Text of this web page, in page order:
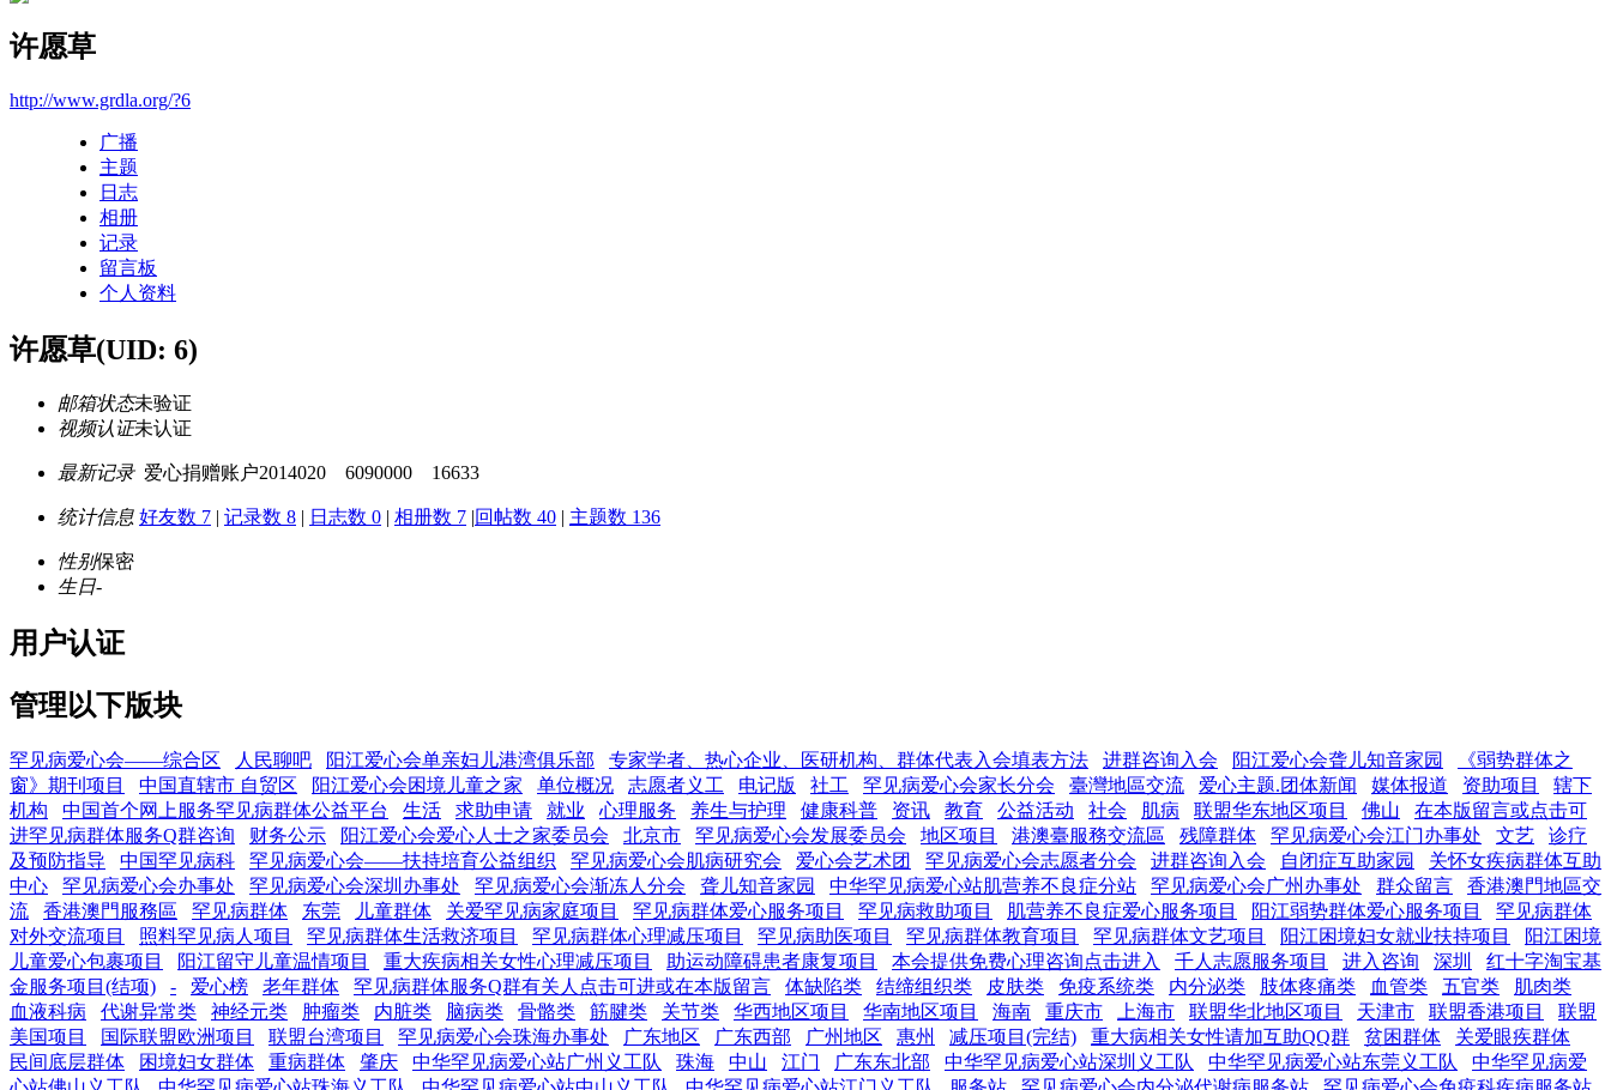
许愿草
http://www.grdla.org/?6
广播
主题
日志
相册
记录
留言板
个人资料
许愿草(UID: 6)
邮箱状态未验证
视频认证未认证
最新记录 爱心捐赠账户2014020 6090000 16633
统计信息 好友数 7 | 记录数 8 | 日志数 0 | 相册数 7 |回帖数 40 | 主题数 136
性别保密
生日-
用户认证
管理以下版块
罕见病爱心会——综合区 人民聊吧 阳江爱心会单亲妇儿港湾俱乐部 专家学者、热心企业、医研机构、群体代表入会填表方法 进群咨询入会 阳江爱心会聋儿知音家园
《弱势群体之
窗》期刊项目
中国直辖市 自贸区 阳江爱心会困境儿童之家 单位概况 志愿者义工 电记版 社工 罕见病爱心会家长分会 臺灣地區交流 爱心主题.团体新闻 媒体报道 资助项目
辖下
机构
中国首个网上服务罕见病群体公益平台 生活 求助申请 就业 心理服务 养生与护理 健康科普 资讯 教育 公益活动 社会 肌病 联盟华东地区项目 佛山
在本版留言或点击可
进罕见病群体服务Q群咨询
财务公示 阳江爱心会爱心人士之家委员会 北京市 罕见病爱心会发展委员会 地区项目 港澳臺服務交流區 残障群体 罕见病爱心会江门办事处 文艺
诊疗
及预防指导
中国罕见病科 罕见病爱心会——扶持培育公益组织 罕见病爱心会肌病研究会 爱心会艺术团 罕见病爱心会志愿者分会 进群咨询入会 自闭症互助家园
关怀女疾病群体互助
中心
罕见病爱心会办事处 罕见病爱心会深圳办事处 罕见病爱心会渐冻人分会 聋儿知音家园 中华罕见病爱心站肌营养不良症分站 罕见病爱心会广州办事处 群众留言
香港澳門地區交
流
香港澳門服務區 罕见病群体 东莞 儿童群体 关爱罕见病家庭项目 罕见病群体爱心服务项目 罕见病救助项目 肌营养不良症爱心服务项目 阳江弱势群体爱心服务项目
罕见病群体
对外交流项目
照料罕见病人项目 罕见病群体生活救济项目 罕见病群体心理减压项目 罕见病助医项目 罕见病群体教育项目 罕见病群体文艺项目 阳江困境妇女就业扶持项目
阳江困境
儿童爱心包裹项目
阳江留守儿童温情项目 重大疾病相关女性心理减压项目 助运动障碍患者康复项目 本会提供免费心理咨询点击进入 千人志愿服务项目 进入咨询 深圳
红十字淘宝基
金服务项目(结项)
- 爱心榜 老年群体 罕见病群体服务Q群有关人点击可进或在本版留言 体缺陷类 结缔组织类 皮肤类 免疫系统类 内分泌类 肢体疼痛类 血管类 五官类
肌肉类
血液科病
代谢异常类 神经元类 肿瘤类 内脏类 脑病类 骨骼类 筋腱类 关节类 华西地区项目 华南地区项目 海南 重庆市 上海市 联盟华北地区项目 天津市 联盟香港项目
联盟
美国项目
国际联盟欧洲项目 联盟台湾项目 罕见病爱心会珠海办事处 广东地区 广东西部 广州地区 惠州 减压项目(完结) 重大病相关女性请加互助QQ群 贫困群体
关爱眼疾群体
民间底层群体
困境妇女群体 重病群体 肇庆 中华罕见病爱心站广州义工队 珠海 中山 江门 广东东北部 中华罕见病爱心站深圳义工队 中华罕见病爱心站东莞义工队
中华罕见病爱